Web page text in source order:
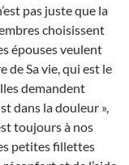
pas juste que la
choisissent
épouses veulent
de Sa vie, qui est le
demandent
dans la douleur »,
toujours à nos
petites fillettes